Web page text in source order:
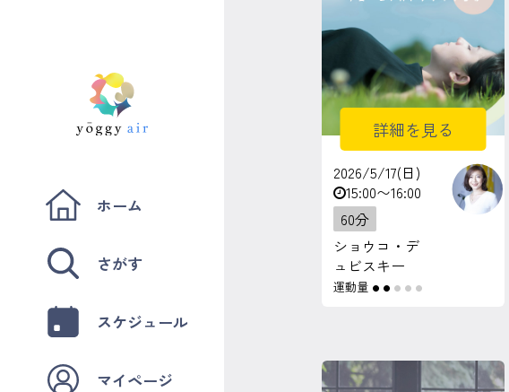
ホーム
さがす
スケジュール
マイページ
詳細を見る
2026/5/17(日)
15:00〜16:00
60分
ショウコ・デ
ュビスキー
運動量 ● ● ● ● ●